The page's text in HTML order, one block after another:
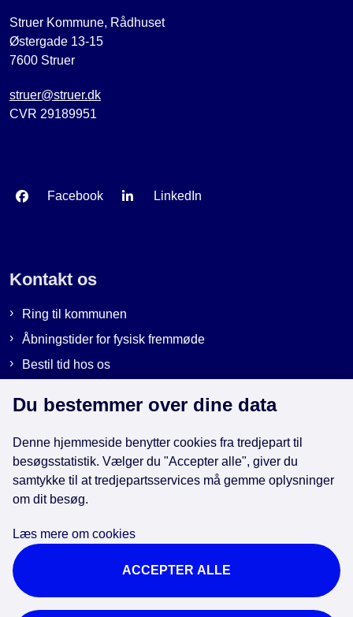
Struer Kommune, Rådhuset
Østergade 13-15
7600 Struer
struer@struer.dk
CVR 29189951
Facebook LinkedIn
Kontakt os
Ring til kommunen
Åbningstider for fysisk fremmøde
Bestil tid hos os
Genveje
EAN-numre i kommunen
Cookies
Tilgængelighedserklæring
Brug af kunstig intelligens
Du bestemmer over dine data
Denne hjemmeside benytter cookies fra tredjepart til
besøgsstatistik. Vælger du "Accepter alle", giver du
samtykke til at tredjepartsservices må gemme oplysninger
om dit besøg.
Læs mere om cookies
ACCEPTER ALLE